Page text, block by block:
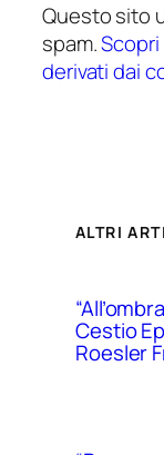
Questo sito
spam.
derivati dai
ALTRI
Cestio
Roesler